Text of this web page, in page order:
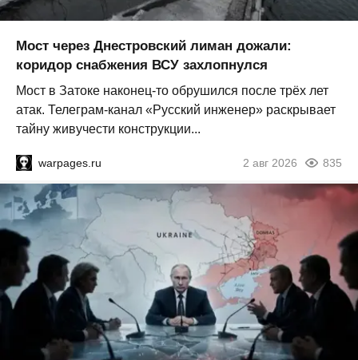
Мост через Днестровский лиман дожали:
коридор снабжения ВСУ захлопнулся
Мост в Затоке наконец-то обрушился после трёх лет
атак. Телеграм-канал «Русский инженер» раскрывает
тайну живучести конструкции...
warpages.ru 2 авг 2026 835